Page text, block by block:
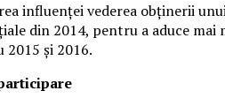
influenței vederea obținerii
din 2014, pentru a aduce
și 2016.